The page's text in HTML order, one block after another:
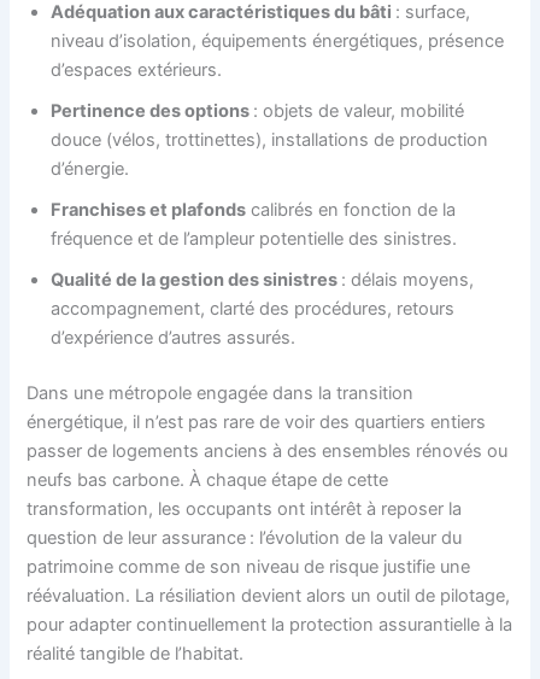
Adéquation aux caractéristiques du bâti : surface,
niveau d’isolation, équipements énergétiques, présence
d’espaces extérieurs.
Pertinence des options : objets de valeur, mobilité
douce (vélos, trottinettes), installations de production
d’énergie.
Franchises et plafonds calibrés en fonction de la
fréquence et de l’ampleur potentielle des sinistres.
Qualité de la gestion des sinistres : délais moyens,
accompagnement, clarté des procédures, retours
d’expérience d’autres assurés.
Dans une métropole engagée dans la transition
énergétique, il n’est pas rare de voir des quartiers entiers
passer de logements anciens à des ensembles rénovés ou
neufs bas carbone. À chaque étape de cette
transformation, les occupants ont intérêt à reposer la
question de leur assurance : l’évolution de la valeur du
patrimoine comme de son niveau de risque justifie une
réévaluation. La résiliation devient alors un outil de pilotage,
pour adapter continuellement la protection assurantielle à la
réalité tangible de l’habitat.